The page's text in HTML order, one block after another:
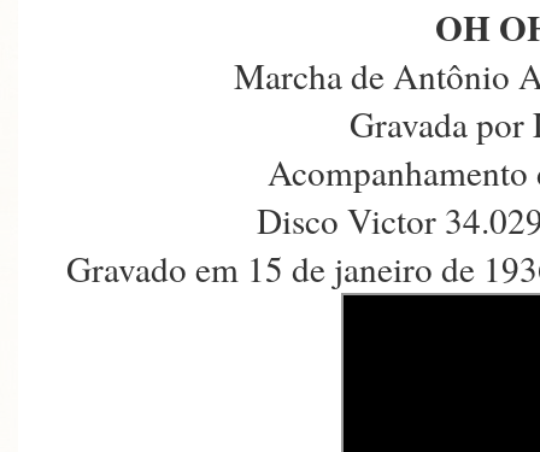
OH
Marcha de Antônio
Gravada
Disco Victor
Gravado em 15 de janeiro de